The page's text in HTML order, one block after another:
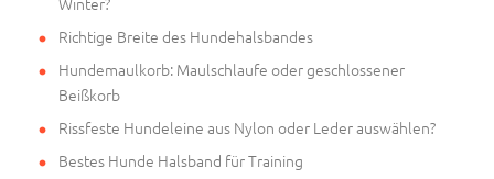
Richtige Breite des Hundehalsbandes
Hundemaulkorb: Maulschlaufe oder geschlossener
Beißkorb
Rissfeste Hundeleine aus Nylon oder Leder auswählen?
Bestes Hunde Halsband für Training